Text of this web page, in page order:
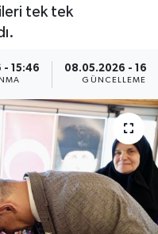
tek tek
- 15:46 08.05.2026 -
GÜNCELLEME